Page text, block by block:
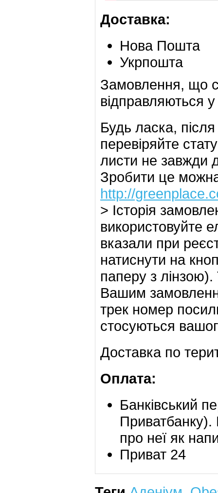
Доставка:
Нова Пошта
Укрпошта
Замовлення, що
відправляються у
Будь ласка,
перевіряйте
листи не завжди
Зробити це можна
http://
> Історія
використовуйте
вказали при
натиснути на
паперу з лінзою).
Вашим
трек номер
стосуються
Доставка по
Оплата:
Банківський
Приватбанку).
про неї як
Приват 24